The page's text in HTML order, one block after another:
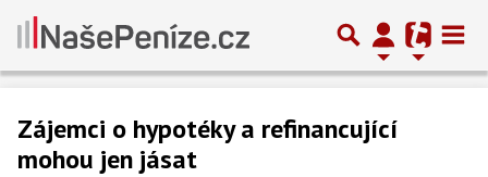
Zájemci o hypotéky a refinancující
mohou jen jásat